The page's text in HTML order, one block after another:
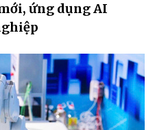
ứng dụng AI